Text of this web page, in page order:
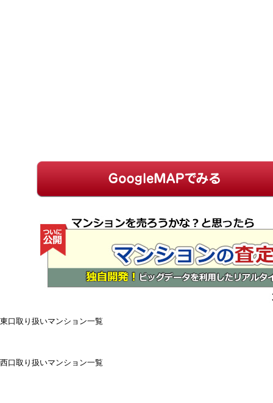
東口取り扱いマンション一覧
西口取り扱いマンション一覧